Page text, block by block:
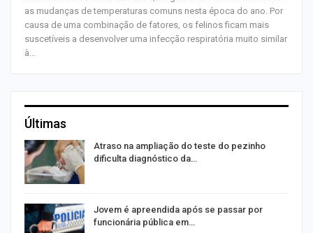
as mudanças de temperaturas comuns nesta época do ano. Por
causa de uma combinação de fatores, os felinos ficam mais
suscetíveis a desenvolver uma infecção respiratória muito similar
à…
Últimas
Atraso na ampliação do teste do pezinho
dificulta diagnóstico da…
Jovem é apreendida após se passar por
funcionária pública em…